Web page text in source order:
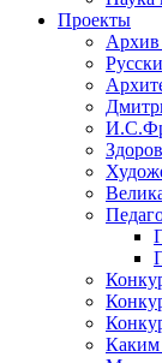
Проекты
Каким